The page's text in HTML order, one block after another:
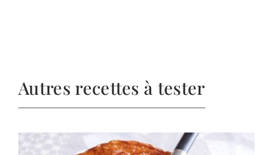
Autres recettes à tester